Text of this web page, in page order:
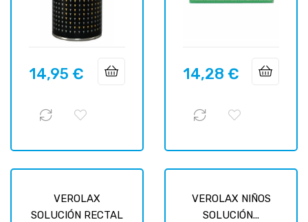
Prix
14,95 € Prix
14,28 €
VEROLAX
SOLUCIÓN RECTAL
VEROLAX NIÑOS
SOLUCIÓN...